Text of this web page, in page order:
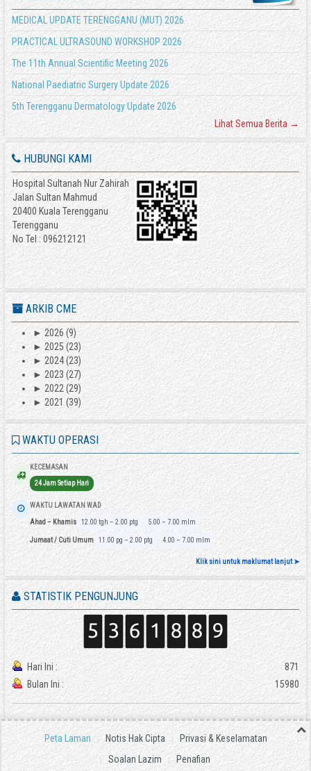
Borang Tuntutan Elaun Kerja Luar Waktu Bekerja Biasa (EKLWBB)
Pekeliling JPA
Surat Edaran JPA
Garis Panduan Tuntutan Elaun Kasut
Abbreviation
MEDICAL UPDATE TERENGGANU (MUT) 2026
PRACTICAL ULTRASOUND WORKSHOP 2026
The 11th Annual Scientific Meeting 2026
National Paediatric Surgery Update 2026
5th Terengganu Dermatology Update 2026
Lihat Semua Berita →
HUBUNGI KAMI
Hospital Sultanah Nur Zahirah
Jalan Sultan Mahmud
20400 Kuala Terengganu
Terengganu
No Tel : 096212121
ARKIB CME
► 2026(9)
► 2025 (23)
►2024(23)
► 2023 (27)
► 2022(29)
► 2021(39)
WAKTU OPERASI
KECEMASAN
24 Jam Setiap Hari
WAKTU LAWATAN WAD
Ahad – Khamis 12.00 tgh – 2.00 ptg 5.00 – 7.00 mlm
Jumaat / Cuti Umum 11.00 pg – 2.00 ptg 4.00 – 7.00 mlm
Klik sini untuk maklumat lanjut ➤
STATISTIK PENGUNJUNG
Hari Ini :
871
Bulan Ini :
15980
Peta Laman Notis Hak Cipta
Privasi & Keselamatan
Soalan Lazim
Penafian